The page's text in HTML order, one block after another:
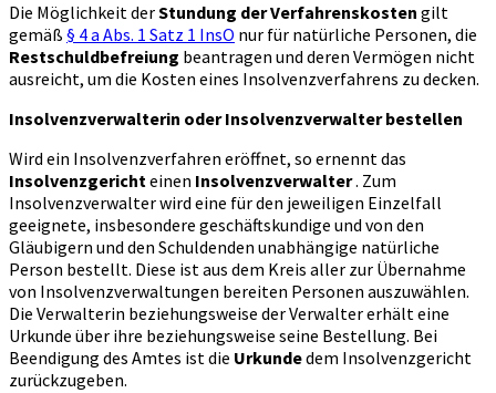
Die Möglichkeit derStundung der Verfahrenskosten gilt
gemäß § 4 a Abs. 1 Satz 1 InsO nur für natürliche Personen, die
Restschuldbefreiung beantragen und deren Vermögen nicht
ausreicht, um die Kosten eines Insolvenzverfahrens zu decken.
Insolvenzverwalterin oder Insolvenzverwalter bestellen
Wird ein Insolvenzverfahren eröffnet, so ernennt das
Insolvenzgerichteinen Insolvenzverwalter. Zum
Insolvenzverwalter wird eine für den jeweiligen Einzelfall
geeignete, insbesondere geschäftskundige und von den
Gläubigern und den Schuldenden unabhängige natürliche
Person bestellt. Diese ist aus dem Kreis aller zur Übernahme
von Insolvenzverwaltungen bereiten Personen auszuwählen.
Die Verwalterin beziehungsweise der Verwalter erhält eine
Urkunde über ihre beziehungsweise seine Bestellung. Bei
Beendigung des Amtes ist die Urkundedem Insolvenzgericht
zurückzugeben.